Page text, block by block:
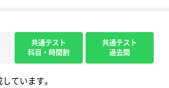
共通テスト
科目・時間割
共通テスト
過去問
ています。